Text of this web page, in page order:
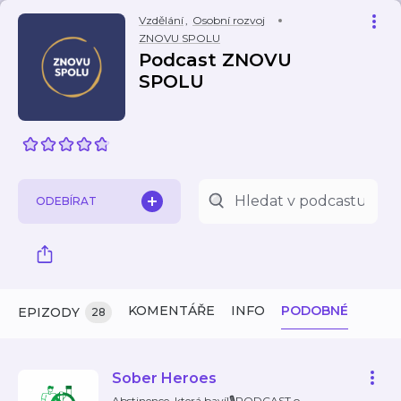
Vzdělání, Osobní rozvoj
ZNOVU SPOLU
Podcast ZNOVU
SPOLU
ODEBÍRAT
EPIZODY 28 KOMENTÁŘE INFO PODOBNÉ
Sober Heroes